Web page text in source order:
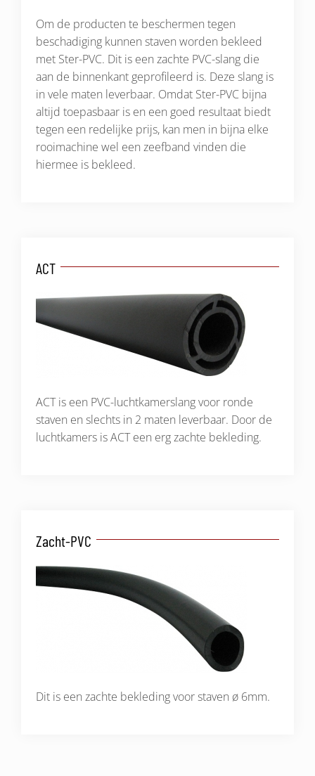
Om de producten te beschermen tegen
beschadiging kunnen staven worden bekleed
met Ster-PVC. Dit is een zachte PVC-slang die
aan de binnenkant geprofileerd is. Deze slang is
in vele maten leverbaar. Omdat Ster-PVC bijna
altijd toepasbaar is en een goed resultaat biedt
tegen een redelijke prijs, kan men in bijna elke
rooimachine wel een zeefband vinden die
hiermee is bekleed.
ACT
ACT is een PVC-luchtkamerslang voor ronde
staven en slechts in 2 maten leverbaar. Door de
luchtkamers is ACT een erg zachte bekleding.
Zacht-PVC
Dit is een zachte bekleding voor staven ø 6mm.